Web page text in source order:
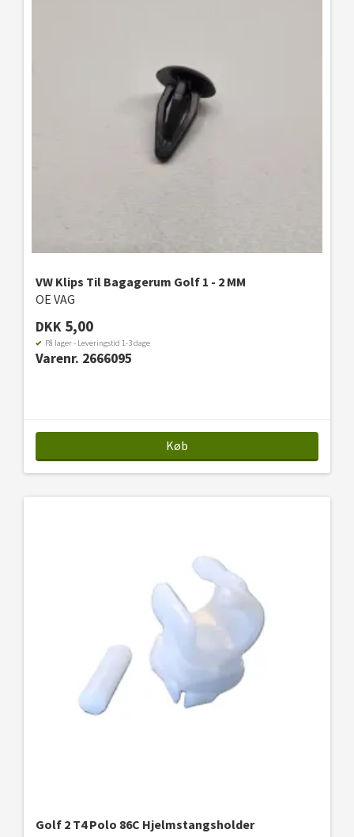
VW Klips Til Bagagerum Golf 1 - 2 MM
OE VAG
DKK 5,00
På lager - Leveringstid 1-3 dage
Varenr. 2666095
Køb
Golf 2 T4 Polo 86C Hjelmstangsholder